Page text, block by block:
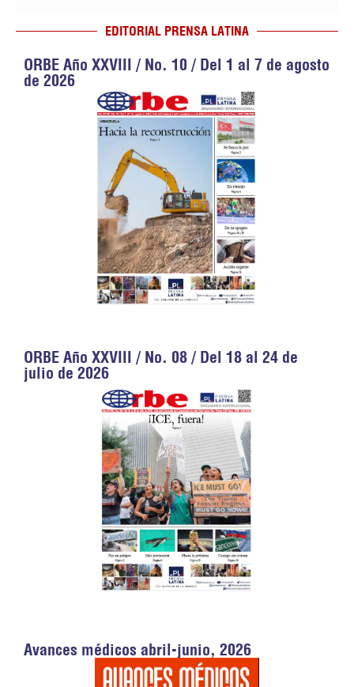
EDITORIAL PRENSA LATINA
ORBE Año XXVIII / No. 10 / Del 1 al 7 de agosto
de 2026
ORBE Año XXVIII / No. 08 / Del 18 al 24 de
julio de 2026
Avances médicos abril-junio, 2026